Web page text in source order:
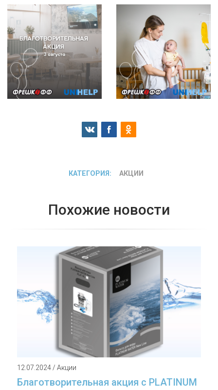
КАТЕГОРИЯ: АКЦИИ
Похожие новости
12.07.2024 / Акции
Благотворительная акция с PLATINUM